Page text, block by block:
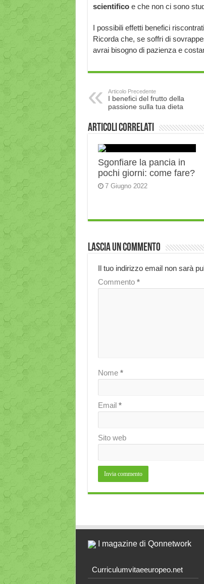
scientificoe che non ci sono
I possibili effetti benefici
Ricorda che, se soffri di
avrai bisogno di pazienza e
Articolo Precedente
I benefici del frutto della
passione sulla tua dieta
Articoli correlati
Sgonfiare la pancia in
pochi giorni: come fare?
7 Giugno 2022
Lascia un commento
Il tuo indirizzo email non sarà
Commento *
Nome *
Email *
Sito web
I magazine di Qonnetwork
Curriculumvitaeeuropeo.net